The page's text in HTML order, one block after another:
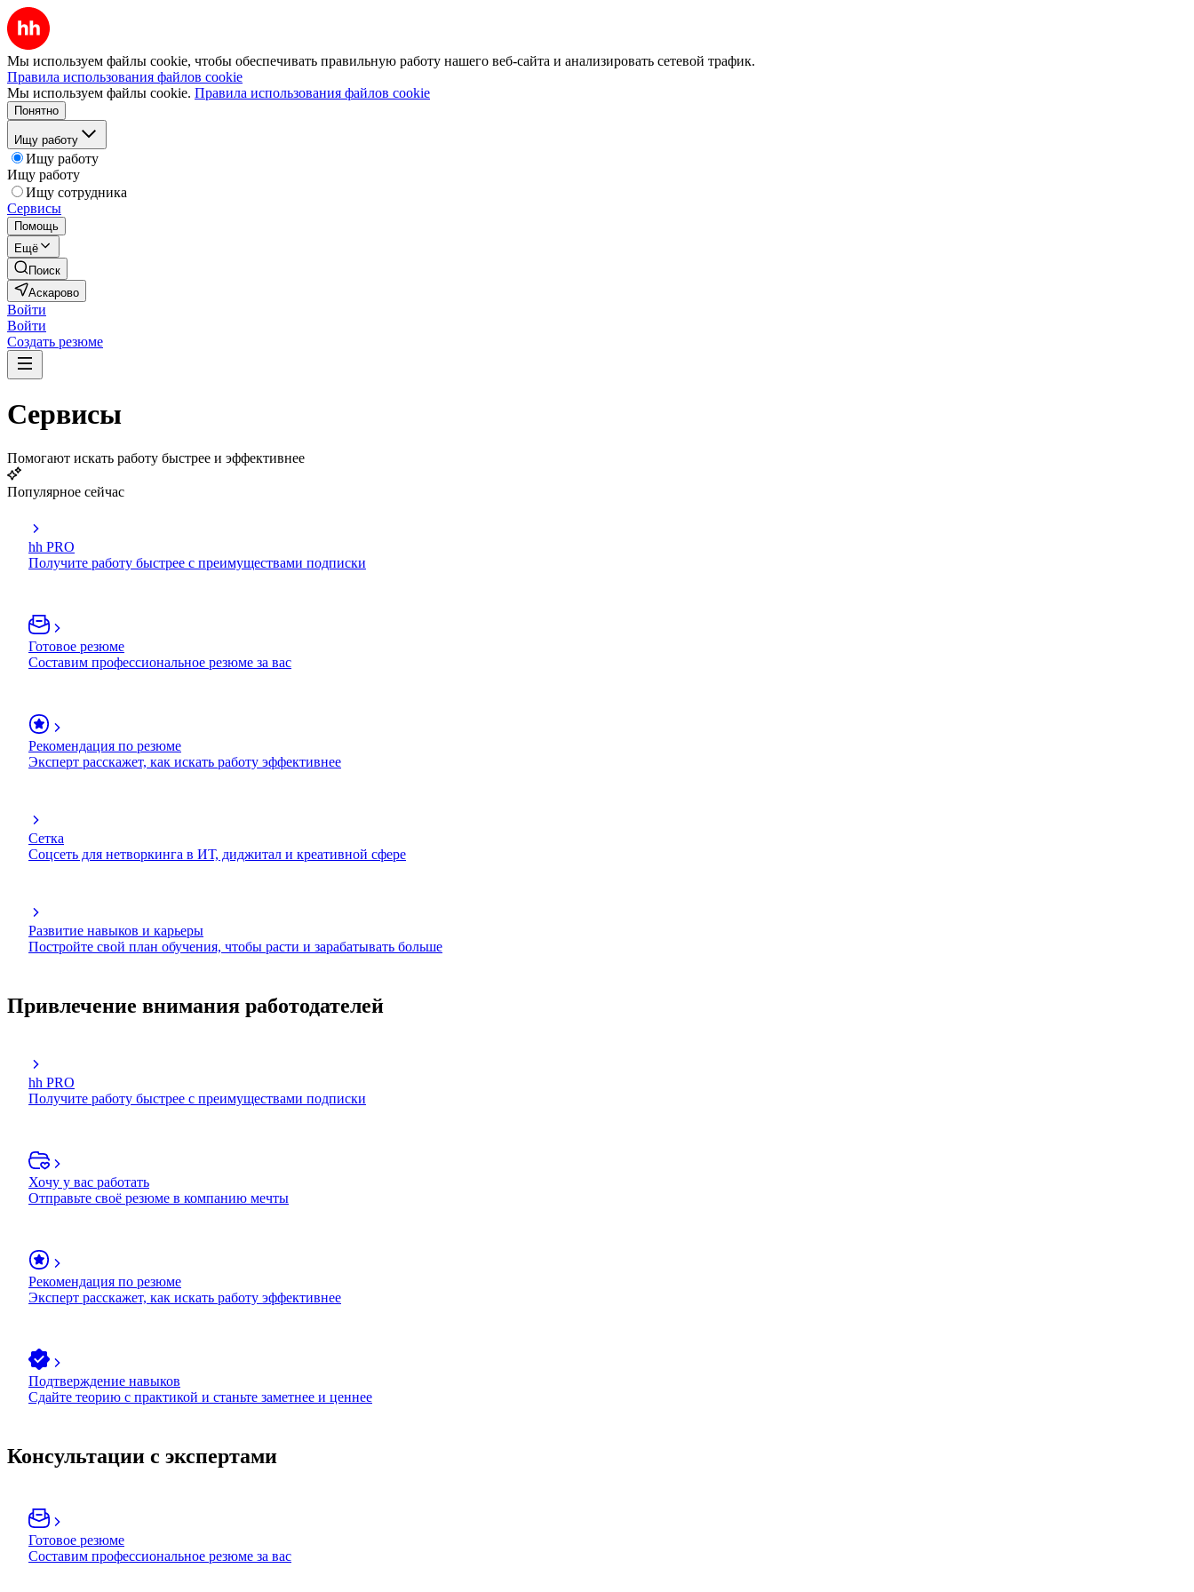
Мы используем файлы cookie, чтобы обеспечивать правильную работу нашего веб-сайта и анализировать сетевой трафик.
Правила использования файлов cookie
Мы используем файлы cookie. Правила использования файлов cookie
Понятно
Ищу работу
Ищу работу
Ищу работу
Ищу сотрудника
Сервисы
Помощь
Ещё
Поиск
Аскарово
Войти
Войти
Создать резюме
Сервисы
Помогают искать работу быстрее и эффективнее
Популярное сейчас
hh PRO
Получите работу быстрее с преимуществами подписки
Готовое резюме
Составим профессиональное резюме за вас
Рекомендация по резюме
Эксперт расскажет, как искать работу эффективнее
Сетка
Соцсеть для нетворкинга в ИТ, диджитал и креативной сфере
Развитие навыков и карьеры
Постройте свой план обучения, чтобы расти и зарабатывать больше
Привлечение внимания работодателей
hh PRO
Получите работу быстрее с преимуществами подписки
Хочу у вас работать
Отправьте своё резюме в компанию мечты
Рекомендация по резюме
Эксперт расскажет, как искать работу эффективнее
Подтверждение навыков
Сдайте теорию с практикой и станьте заметнее и ценнее
Консультации с экспертами
Готовое резюме
Составим профессиональное резюме за вас